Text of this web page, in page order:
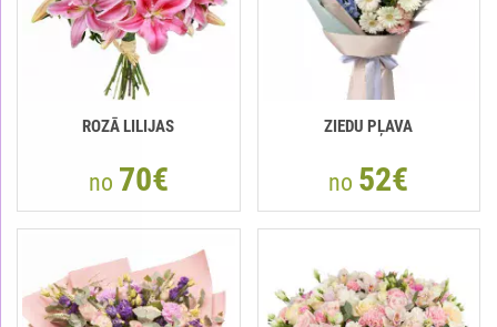
ROZĀ LILIJAS
no 70€
ZIEDU PĻAVA
no 52€